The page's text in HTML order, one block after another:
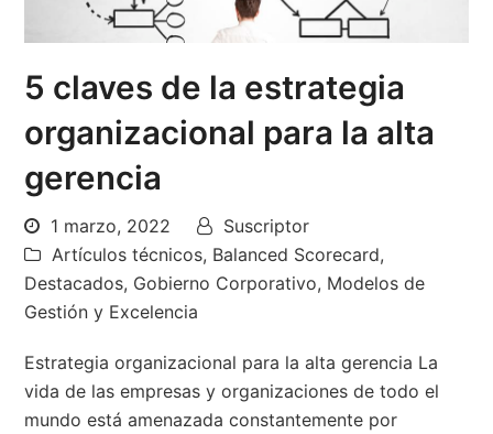
5 claves de la estrategia
organizacional para la alta
gerencia
1 marzo, 2022
Suscriptor
Artículos técnicos, Balanced Scorecard,
Destacados, Gobierno Corporativo, Modelos de
Gestión y Excelencia
Estrategia organizacional para la alta gerencia La
vida de las empresas y organizaciones de todo el
mundo está amenazada constantemente por